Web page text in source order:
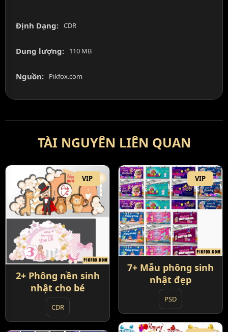
Định Dạng: CDR
Dung lượng: 110 MB
Nguồn: Pikfox.com
TÀI NGUYÊN LIÊN QUAN
VIP
2+ Phông nền sinh
nhật cho bé
CDR
VIP
7+ Mẫu phông sinh
nhật đẹp
PSD